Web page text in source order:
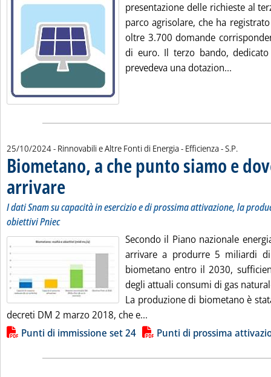
presentazione delle richieste al
parco agrisolare, che ha
oltre 3.700 domande
di euro. Il terzo bando,
prevedeva una dotazion...
25/10/2024- Rinnovabili e Altre Fonti di Energia - Efficienza -di:
S.P.
Biometano, a che punto siamo e
arrivare . Sottotitolo: I dati Snam su capacità in esercizio e di prossima
. Pubblicata venerdì 25 ottobre 2024 alle 14.26.
I dati Snam su capacità in esercizio e di prossima attivazione, la
obiettivi Pniec
Secondo il Piano nazionale
arrivare a produrre 5 miliardi
biometano entro il 2030,
degli attuali consumi di gas
La produzione di biometano è
decreti DM 2 marzo 2018, che e...
Lista allegati PDF alla notizia
Punti di immissione set 24 Punti di prossima